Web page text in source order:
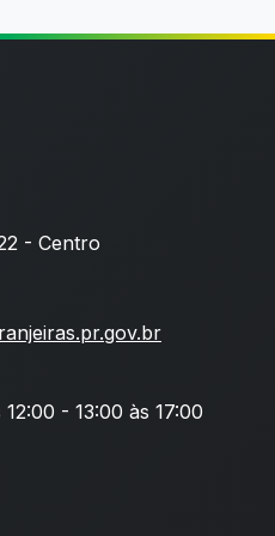
- Centro
- 13:00 às 17:00